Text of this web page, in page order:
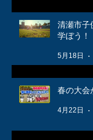
清瀬市子
学ぼう！
5月18日
春の大会
4月22日